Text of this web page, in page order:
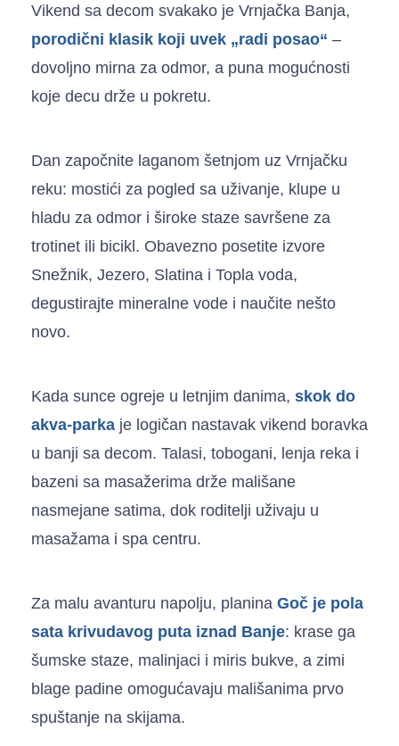
Vikend sa decom svakako je Vrnjačka Banja,
porodični klasik koji uvek „radi posao“ –
dovoljno mirna za odmor, a puna mogućnosti
koje decu drže u pokretu.
Dan započnite laganom šetnjom uz Vrnjačku
reku: mostići za pogled sa uživanje, klupe u
hladu za odmor i široke staze savršene za
trotinet ili bicikl. Obavezno posetite izvore
Snežnik, Jezero, Slatina i Topla voda,
degustirajte mineralne vode i naučite nešto
novo.
Kada sunce ogreje u letnjim danima, skok do
akva-parka je logičan nastavak vikend boravka
u banji sa decom. Talasi, tobogani, lenja reka i
bazeni sa masažerima drže mališane
nasmejane satima, dok roditelji uživaju u
masažama i spa centru.
Za malu avanturu napolju, planina Goč je pola
sata krivudavog puta iznad Banje: krase ga
šumske staze, malinjaci i miris bukve, a zimi
blage padine omogućavaju mališanima prvo
spuštanje na skijama.